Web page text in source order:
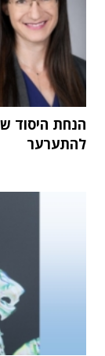
הנחת היסוד
להתערער